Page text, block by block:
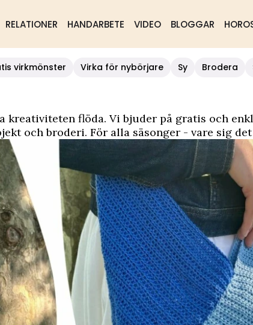
RELATIONER HANDARBETE VIDEO BLOGGAR
virkmönster Virka för nybörjare Sy Brodera
kreativiteten flöda. Vi bjuder på gratis och
ochbroderi. För alla säsonger - vare sig
gärna tagga oss @allas.se på Instagram om